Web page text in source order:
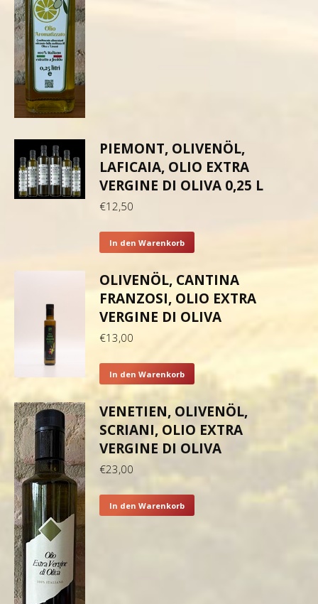
PIEMONT, OLIVENÖL,
LAFICAIA, OLIO EXTRA
VERGINE DI OLIVA 0,25 L
€12,50
In den Warenkorb
OLIVENÖL, CANTINA
FRANZOSI, OLIO EXTRA
VERGINE DI OLIVA
€13,00
In den Warenkorb
VENETIEN, OLIVENÖL,
SCRIANI, OLIO EXTRA
VERGINE DI OLIVA
€23,00
In den Warenkorb